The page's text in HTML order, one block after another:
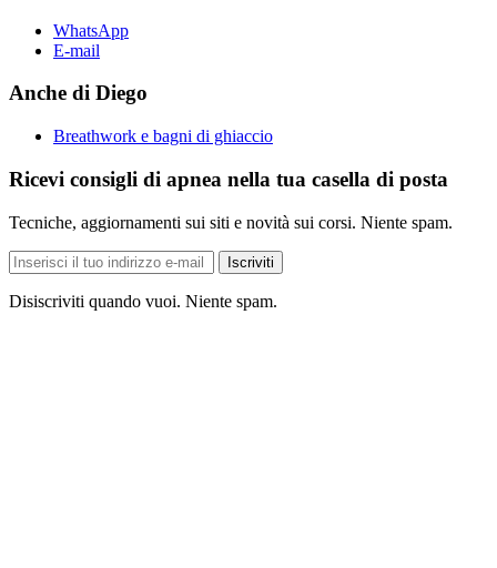
WhatsApp
E-mail
Anche di Diego
Breathwork e bagni di ghiaccio
Ricevi consigli di apnea nella tua casella di posta
Tecniche, aggiornamenti sui siti e novità sui corsi. Niente spam.
Indirizzo
e-
mail
Iscriviti
Disiscriviti quando vuoi. Niente spam.